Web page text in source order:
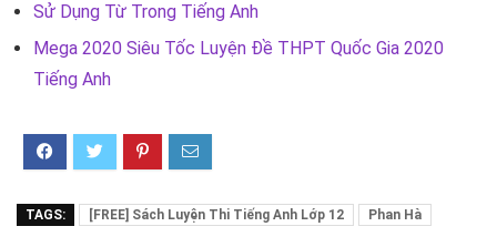
Sử Dụng Từ Trong Tiếng Anh
Mega 2020 Siêu Tốc Luyện Đề THPT Quốc Gia 2020
Tiếng Anh
TAGS: [FREE] Sách Luyện Thi Tiếng Anh Lớp 12 Phan Hà